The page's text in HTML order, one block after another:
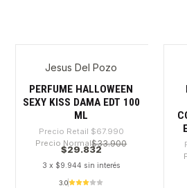
-56%
Jesus Del Pozo
PERFUME HALLOWEEN
SEXY KISS DAMA EDT 100
ML
Precio Retail $67.990
Precio Normal$33.900
$29.832
3 x $9.944 sin interés
3.0